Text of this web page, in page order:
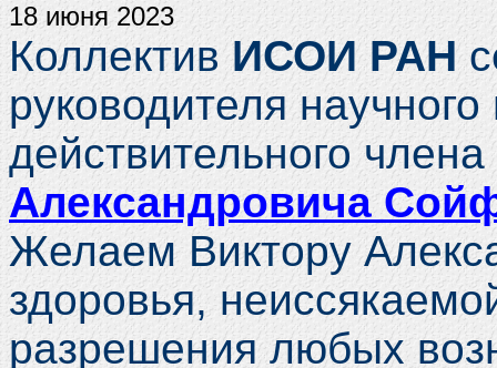
18 июня 2023
КоллективИСОИ РАН
руководителя
действительного
Александровича
Желаем Виктору
здоровья,
разрешения любых